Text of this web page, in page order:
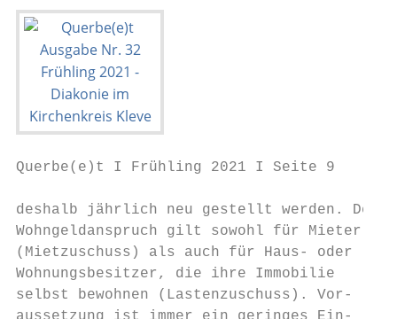
Querbe(e)t I Frühling 2021 I Seite 9
deshalb jährlich neu gestellt werden. Der
Wohngeldanspruch gilt sowohl für Mieter
(Mietzuschuss) als auch für Haus- oder
Wohnungsbesitzer, die ihre Immobilie
selbst bewohnen (Lastenzuschuss). Vor-